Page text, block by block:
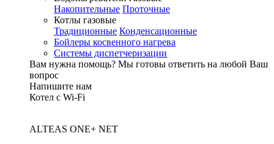
Накопительные Проточные
Котлы газовые
Традиционные Конденсационные
Бойлеры косвенного нагрева
Системы диспетчеризации
Вам нужна помощь? Мы готовы ответить на любой Ваш
вопрос
Напишите нам
Котел с Wi-Fi
ALTEAS ONE+ NET